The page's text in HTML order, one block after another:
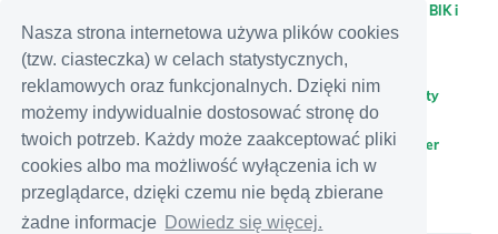
Nasza strona internetowa używa plików cookies
(tzw. ciasteczka) w celach statystycznych,
reklamowych oraz funkcjonalnych. Dzięki nim
możemy indywidualnie dostosować stronę do
twoich potrzeb. Każdy może zaakceptować pliki
cookies albo ma możliwość wyłączenia ich w
przeglądarce, dzięki czemu nie będą zbierane
żadne informacje Dowiedz się więcej.
Pożyczka dla zadłużonych – gdzie pożyczyć bez weryfikacji w BIK i
KRD lub bez gwaranta?
Promocje bankowe Najnowsze
Zdobądź 400 zł do wykorzystania na Allegro za założenie karty
kredytowej Citibank
Zyskaj 350 zł premii za założenie i polecenie konta w Santander
Bank Polska + dodatkowe 300 zł zwrotu za rachunki
Zyskaj nawet 300 zł + 1,8% na rachunku Moje cele za otwarcie
eKonta osobistego w mBanku